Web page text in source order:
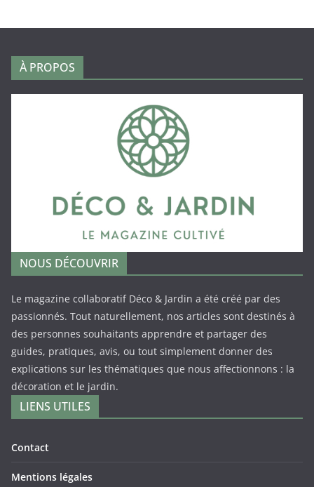
À PROPOS
NOUS DÉCOUVRIR
Le magazine collaboratif Déco & Jardin a été créé par des
passionnés. Tout naturellement, nos articles sont destinés à
des personnes souhaitants apprendre et partager des
guides, pratiques, avis, ou tout simplement donner des
explications sur les thématiques que nous affectionnons : la
décoration et le jardin.
LIENS UTILES
Contact
Mentions légales